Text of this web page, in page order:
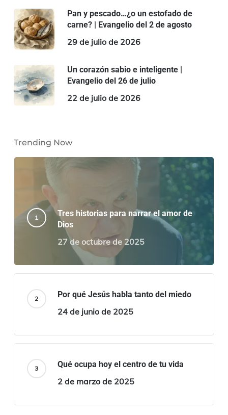
Pan y pescado…¿o un estofado de
carne? | Evangelio del 2 de agosto
29 de julio de 2026
Un corazón sabio e inteligente |
Evangelio del 26 de julio
22 de julio de 2026
Trending Now
Tres historias para narrar el amor de
Dios
27 de octubre de 2025
Por qué Jesús habla tanto del miedo
24 de junio de 2025
Qué ocupa hoy el centro de tu vida
2 de marzo de 2025